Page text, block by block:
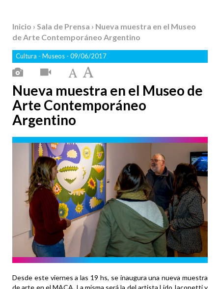
Inicio › Sala de Prensa › Nueva muestra en el Museo
de Arte Contemporáneo Argentino
Cultura - Museos - 09/06/2017
Nueva muestra en el Museo de
Arte Contemporáneo
Argentino
Desde este viernes a las 19 hs, se inaugura una nueva muestra